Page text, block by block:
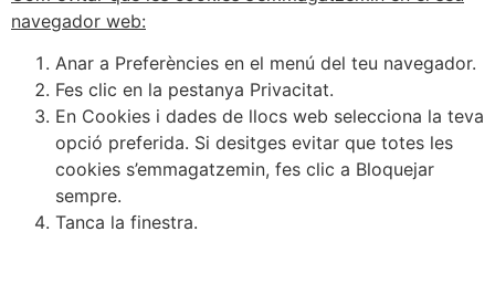
navegador web:
Anar a Preferències en el menú del teu navegador.
Fes clic en la pestanya Privacitat.
En Cookies i dades de llocs web selecciona la teva
opció preferida. Si desitges evitar que totes les
cookies s’emmagatzemin, fes clic a Bloquejar
sempre.
Tanca la finestra.